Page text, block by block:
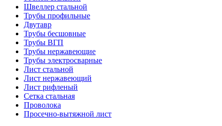
Швеллер стальной
Трубы профильные
Двутавр
Трубы бесшовные
Трубы ВГП
Трубы нержавеющие
Трубы электросварные
Лист стальной
Лист нержавеющий
Лист рифленый
Сетка стальная
Проволока
Просечно-вытяжной лист